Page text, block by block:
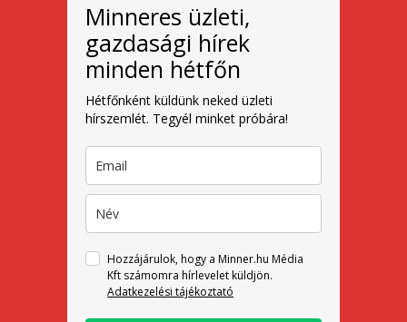
Minneres üzleti,
gazdasági hírek
minden hétfőn
Hétfőnként küldünk neked üzleti
hírszemlét. Tegyél minket próbára!
Hozzájárulok, hogy a Minner.hu Média
Kft számomra hírlevelet küldjön.
Adatkezelési tájékoztató